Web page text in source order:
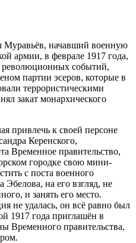
начавший военную
армии, в феврале 1917 года,
революционных событий,
партии эсеров, которые в
террористическими
закат монархического
привлечь к своей персоне
Керенского,
Временное правительство,
городке свою мини-
с поста военного
Эбелова, на его взгляд, не
и занять его место.
не удалась, он всё равно был
1917 года приглашён в
Временного правительства,